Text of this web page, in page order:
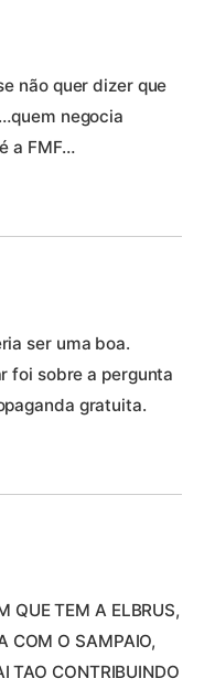
não quer dizer que
negocia
a FMF…
ser uma boa.
foi sobre a pergunta
gratuita.
QUE TEM A ELBRUS,
COM O SAMPAIO,
TAO CONTRIBUINDO